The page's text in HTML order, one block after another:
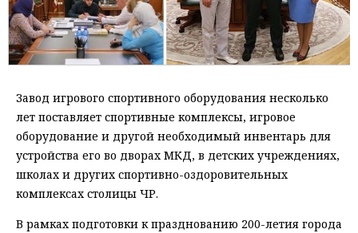
Завод игрового спортивного оборудования несколько
лет поставляет спортивные комплексы, игровое
оборудование и другой необходимый инвентарь для
устройства его во дворах МКД, в детских учреждениях,
школах и других спортивно-оздоровительных
комплексах столицы ЧР.
В рамках подготовки к празднованию 200-летия города